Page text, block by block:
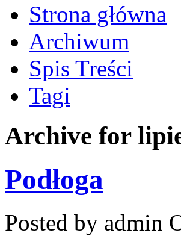
Strona główna
Archiwum
Spis Treści
Tagi
Archive for
Podłoga
Posted by admin